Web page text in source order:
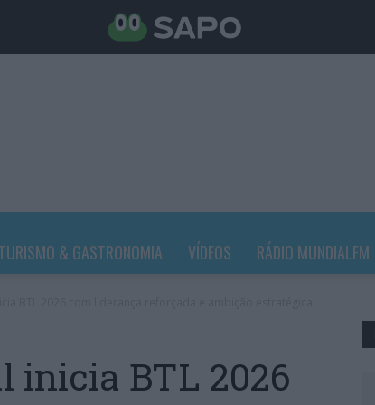
TURISMO & GASTRONOMIA VÍDEOS RÁDIO MUNDIALFM
inicia BTL 2026